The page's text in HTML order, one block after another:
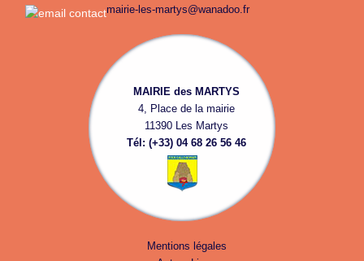
mairie-les-martys@wanadoo.fr
MAIRIE des MARTYS
4, Place de la mairie
11390 Les Martys
Tél: (+33) 04 68 26 56 46
Mentions légales